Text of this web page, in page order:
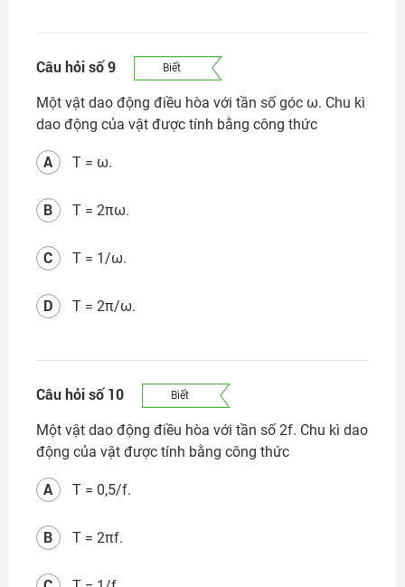
Câu hỏi số 9 Biết
Một vật dao động điều hòa với tần số góc ω. Chu kì
dao động của vật được tính bằng công thức
T = ω.
A
T = 2πω.
B
T = 1/ω.
C
T = 2π/ω.
D
Câu hỏi số 10 Biết
Một vật dao động điều hòa với tần số 2f. Chu kì dao
động của vật được tính bằng công thức
T = 0,5/f.
A
T = 2πf.
B